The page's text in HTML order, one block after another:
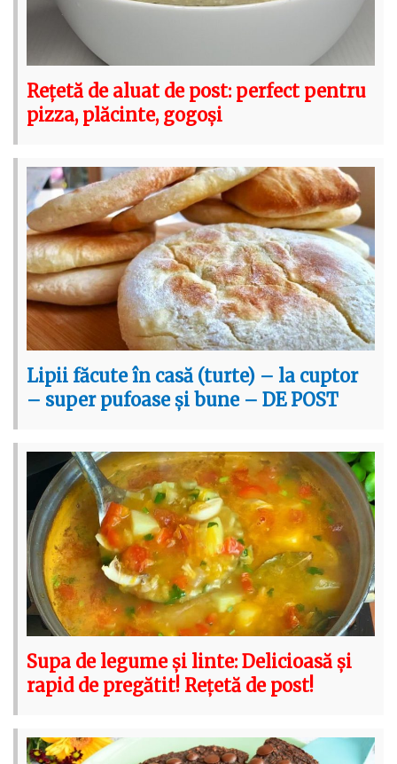
Rețetă de aluat de post: perfect pentru
pizza, plăcinte, gogoși
Lipii făcute în casă (turte) – la cuptor
– super pufoase și bune – DE POST
Supa de legume și linte: Delicioasă și
rapid de pregătit! Rețetă de post!